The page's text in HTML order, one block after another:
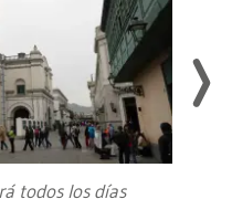
todos los días